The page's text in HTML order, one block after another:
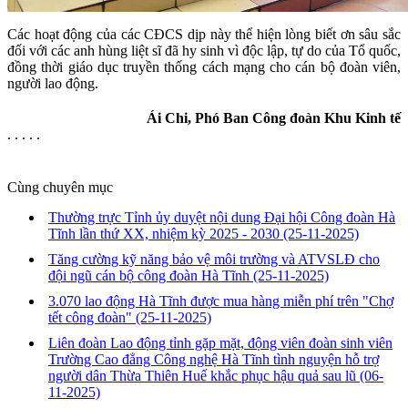
Các hoạt động của các CĐCS dịp này thể hiện lòng biết ơn sâu sắc
đối với các anh hùng liệt sĩ đã hy sinh vì độc lập, tự do của Tổ quốc,
đồng thời giáo dục truyền thống cách mạng cho cán bộ đoàn viên,
người lao động.
Ái Chi, Phó Ban Công đoàn Khu Kinh tế
. . . . .
Cùng chuyên mục
Thường trực Tỉnh ủy duyệt nội dung Đại hội Công đoàn Hà
Tĩnh lần thứ XX, nhiệm kỳ 2025 - 2030 (25-11-2025)
Tăng cường kỹ năng bảo vệ môi trường và ATVSLĐ cho
đội ngũ cán bộ công đoàn Hà Tĩnh (25-11-2025)
3.070 lao động Hà Tĩnh được mua hàng miễn phí trên "Chợ
tết công đoàn" (25-11-2025)
Liên đoàn Lao động tỉnh gặp mặt, động viên đoàn sinh viên
Trường Cao đẳng Công nghệ Hà Tĩnh tình nguyện hỗ trợ
người dân Thừa Thiên Huế khắc phục hậu quả sau lũ (06-
11-2025)